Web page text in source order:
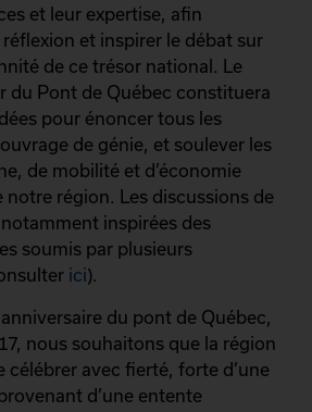
et leur expertise, afin
réflexion et inspirer le débat sur
de ce trésor national. Le
du Pont de Québec constituera
pour énoncer tous les
de génie, et soulever les
de mobilité et d’économie
notre région. Les discussions de
inspirées des
soumis par plusieurs
ici).
du pont de Québec,
nous souhaitons que la région
célébrer avec fierté, forte d’une
d’une entente